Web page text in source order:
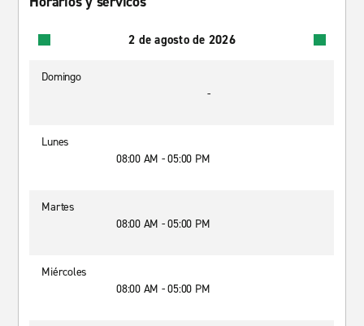
2 de agosto de 2026
Domingo
-
Lunes
08:00 AM - 05:00 PM
Martes
08:00 AM - 05:00 PM
Miércoles
08:00 AM - 05:00 PM